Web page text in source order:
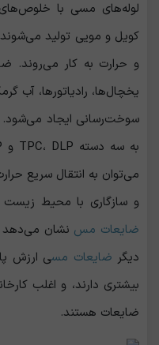
لوله‌های مسی با
کویل و مویی تولید می‌شوند
و حرارت به کار می‌روند.
یخچال‌ها، رادیاتورها، آب
سوخت‌رسانی ایجاد می‌شود.
می‌توان به انتقال سریع
و سازگاری با محیط زیست
ضایعات مس نشان می‌دهد
دیگر ضایعات مسی ارزش
بیشتری دارند، و اغلب
ضایعات هستند.